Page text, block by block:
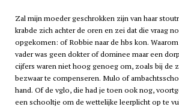
Zal mijn moeder geschrokken zijn van haar
krabde zich achter de oren en zei dat die vraag
opgekomen: of Robbie naar de hbs kon.
vader was geen dokter of dominee maar een
cijfers waren niet hoog genoeg om, zoals bij de
bezwaar te compenseren. Mulo of
hand. Of de vglo, die had je toen ook nog,
een schooltje om de wettelijke leerplicht op te